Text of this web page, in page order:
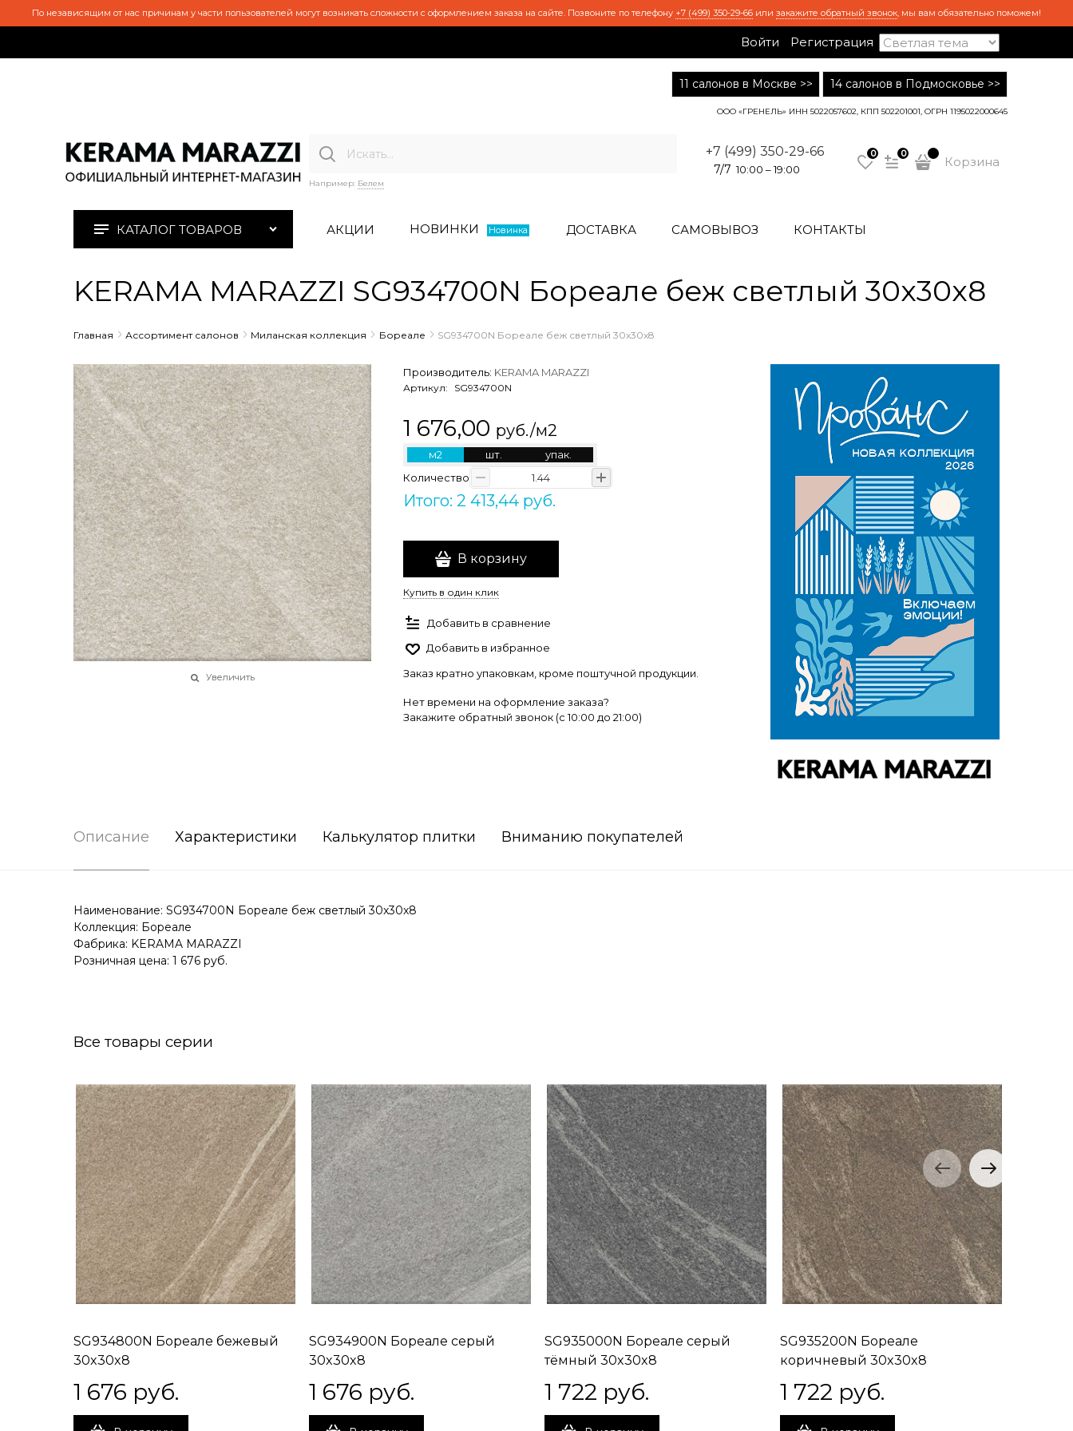
По независящим от нас причинам у части пользователей могут возникать сложности с оформлением заказа на сайте. Позвоните по телефону +7 (499) 350-29-66 или закажите обратный звонок, мы вам обязательно поможем!
Войти Регистрация
11 салонов в Москве >> 14 салонов в Подмосковье >>
ООО «ГРЕНЕЛЬ» ИНН 5022057602, КПП 502201001, ОГРН 1195022000645
Например: Белем
+7 (499) 350-29-66
7/7 10:00 – 19:00
0 0
Корзина
КАТАЛОГ ТОВАРОВ АКЦИИ НОВИНКИ Новинка ДОСТАВКА САМОВЫВОЗ КОНТАКТЫ
KERAMA MARAZZI SG934700N Бореале беж светлый 30x30x8
Главная Ассортимент салонов Миланская коллекция Бореале SG934700N Бореале беж светлый 30x30x8
Увеличить
Производитель: KERAMA MARAZZI
Артикул: SG934700N
1 676,00 руб./м2
м2 шт.
упак.
Количество
Итого: 2 413,44 руб.
В корзину
Купить в один клик
Добавить в сравнение
Добавить в избранное
Заказ кратно упаковкам, кроме поштучной продукции.
Нет времени на оформление заказа?
Закажите обратный звонок (c 10:00 до 21:00)
Описание Характеристики Калькулятор плитки Вниманию покупателей
Наименование: SG934700N Бореале беж светлый 30x30x8
Коллекция: Бореале
Фабрика: KERAMA MARAZZI
Розничная цена: 1 676 руб.
Все товары серии
SG934800N Бореале бежевый
30x30x8
1 676 руб.
SG934900N Бореале серый
30x30x8
1 676 руб.
SG935000N Бореале серый
тёмный 30x30x8
1 722 руб.
SG935200N Бореале
коричневый 30x30x8
1 722 руб.